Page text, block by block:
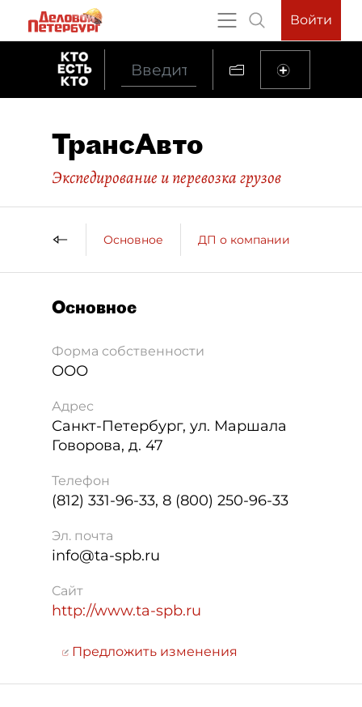
Войти
ТрансАвто
Экспедирование и перевозка грузов
Основное ДП о компании
Основное
Форма собственности
ООО
Адрес
Санкт-Петербург, ул. Маршала
Говорова, д. 47
Телефон
(812) 331-96-33, 8 (800) 250-96-33
Эл. почта
info@ta-spb.ru
Сайт
http://www.ta-spb.ru
Предложить изменения